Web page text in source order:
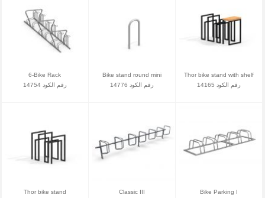
اتصل
Lars Laj on Facebook
6-Bike Rack
رقم الكود 14754
Bike stand round mini
رقم الكود 14776
Thor bike stand with shelf
رقم الكود 14165
Thor bike stand
Classic III
Bike Parking I